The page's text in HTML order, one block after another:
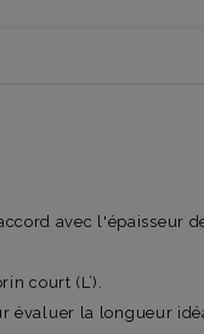
avec l'épaisseur
court (L’).
évaluer la longueur